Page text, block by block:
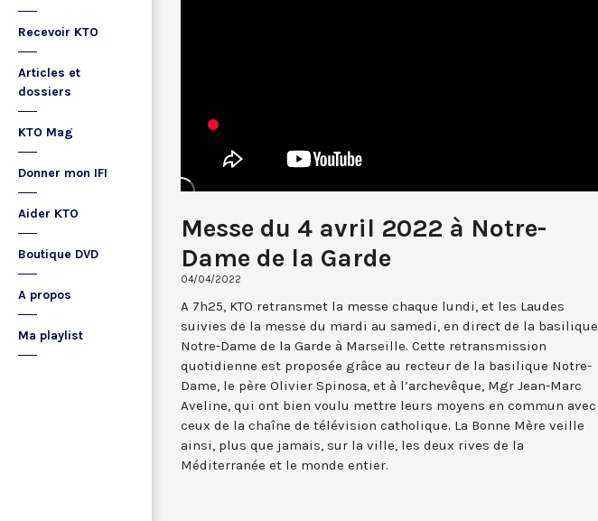
Recevoir KTO
Articles et
dossiers
KTO Mag
Donner mon IFI
Aider KTO
Boutique DVD
A propos
Ma playlist
Messe du 4 avril 2022 à Notre-
Dame de la Garde
04/04/2022
A 7h25, KTO retransmet la messe chaque lundi, et les Laudes
suivies de la messe du mardi au samedi, en direct de la basilique
Notre-Dame de la Garde à Marseille. Cette retransmission
quotidienne est proposée grâce au recteur de la basilique Notre-
Dame, le père Olivier Spinosa, et à l’archevêque, Mgr Jean-Marc
Aveline, qui ont bien voulu mettre leurs moyens en commun avec
ceux de la chaîne de télévision catholique. La Bonne Mère veille
ainsi, plus que jamais, sur la ville, les deux rives de la
Méditerranée et le monde entier.